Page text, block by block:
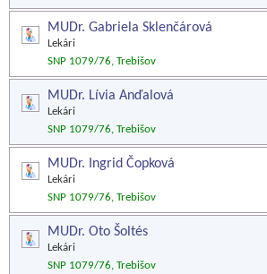
MUDr. Gabriela Sklenčárová
Lekári
SNP 1079/76, Trebišov
MUDr. Lívia Anďalová
Lekári
SNP 1079/76, Trebišov
MUDr. Ingrid Čopková
Lekári
SNP 1079/76, Trebišov
MUDr. Oto Šoltés
Lekári
SNP 1079/76, Trebišov